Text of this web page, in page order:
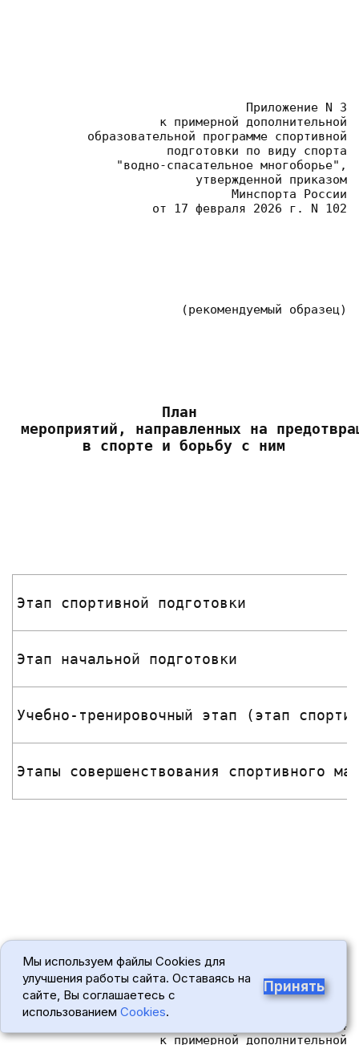
Приложение N 3
к примерной дополнительной
образовательной программе спортивной
подготовки по виду спорта
"водно-спасательное многоборье",
утвержденной приказом
Минспорта России
от 17 февраля 2026 г. N 102
(рекомендуемый образец)
План
мероприятий, направленных на
в спорте и борьбу с ним
Этап спортивной подготовки
Этап начальной подготовки
Учебно-тренировочный этап (этап
Этапы совершенствования спортивного
Приложение N 4
к примерной дополнительной
Мы используем файлы Cookies для
улучшения работы сайта. Оставаясь на
сайте, Вы соглашаетесь с
использованием Cookies.
Принять